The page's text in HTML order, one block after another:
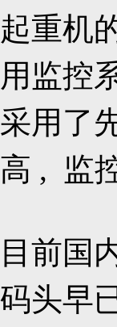
起重机
用监控
采用了
高 , 监
目前国
码头早